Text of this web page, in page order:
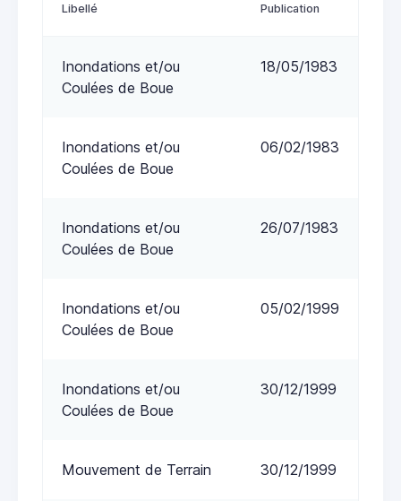
Libellé Publication
Inondations et/ou
Coulées de Boue
18/05/1983
Inondations et/ou
Coulées de Boue
06/02/1983
Inondations et/ou
Coulées de Boue
26/07/1983
Inondations et/ou
Coulées de Boue
05/02/1999
Inondations et/ou
Coulées de Boue
30/12/1999
Mouvement de Terrain 30/12/1999